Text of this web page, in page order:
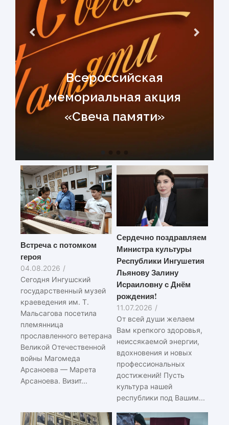
Всероссийская
мемориальная акция
«Свеча памяти»
Встреча с потомком
героя
04.08.2026 /
Сегодня Ингушский
государственный музей
краеведения им. Т.
Мальсагова посетила
племянница
прославленного ветерана
Великой Отечественной
войны Магомеда
Арсаноева — Марета
Арсаноева. Визит...
Сердечно поздравляем
Министра культуры
Республики Ингушетия
Льянову Залину
Исраиловну с Днём
рождения!
11.07.2026 /
От всей души желаем
Вам крепкого здоровья,
неиссякаемой энергии,
вдохновения и новых
профессиональных
достижений! Пусть
культура нашей
республики под Вашим...